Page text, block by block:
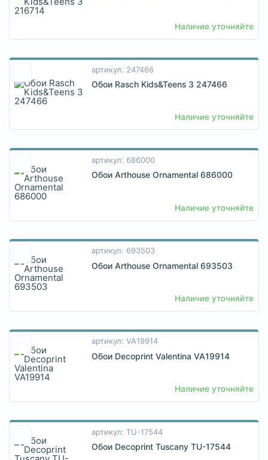
Наличие уточняйте
артикул: 247466
Обои Rasch Kids&Teens 3 247466
Наличие уточняйте
артикул: 686000
Обои Arthouse Ornamental 686000
Наличие уточняйте
артикул: 693503
Обои Arthouse Ornamental 693503
Наличие уточняйте
артикул: VA19914
Обои Decoprint Valentina VA19914
Наличие уточняйте
артикул: TU-17544
Обои Decoprint Tuscany TU-17544